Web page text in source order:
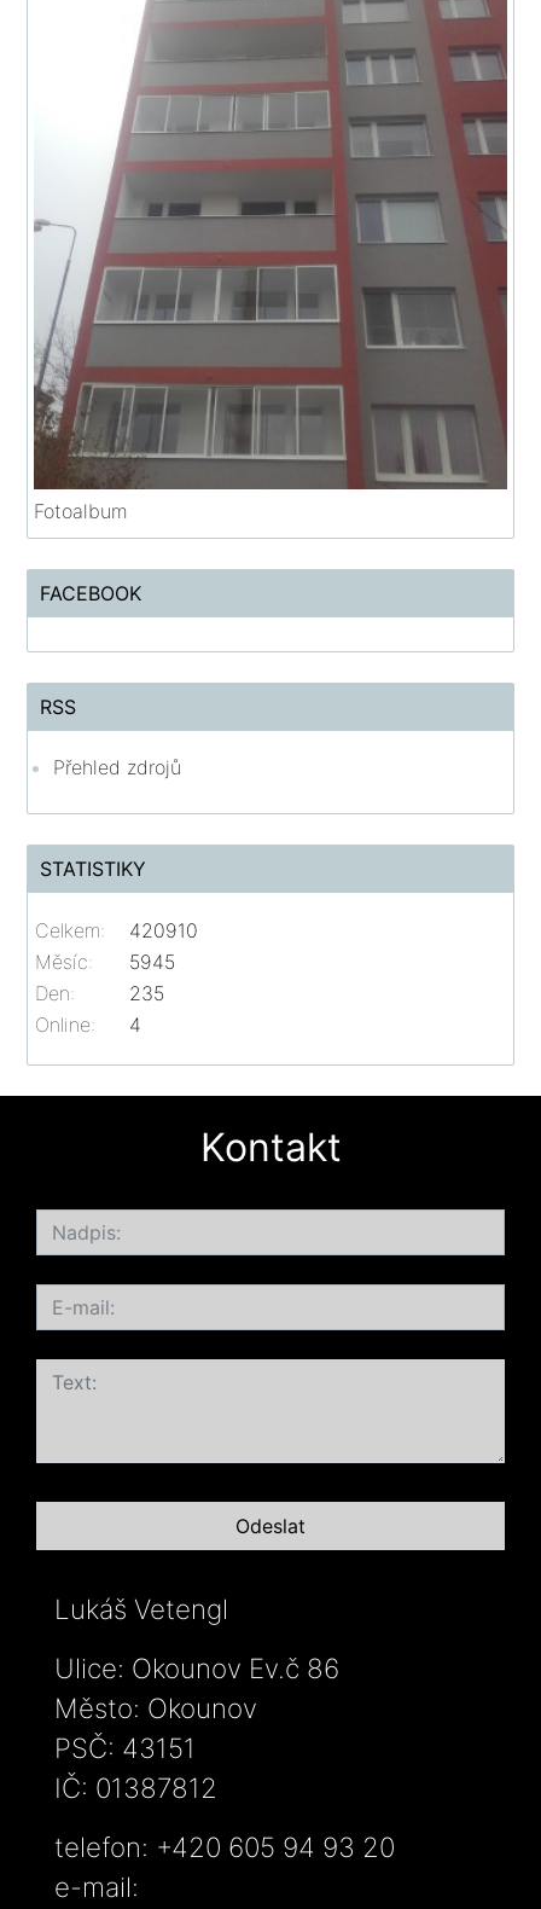
Fotoalbum
FACEBOOK
RSS
Přehled zdrojů
STATISTIKY
Online: 4
Celkem:
420910
Měsíc:
5945
Den:
235
Kontakt
Lukáš Vetengl
Ulice: Okounov Ev.č 86
Město: Okounov
PSČ: 43151
IČ: 01387812
telefon: +420 605 94 93 20
e-mail: